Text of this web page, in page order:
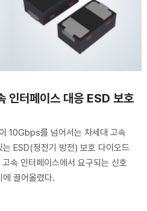
인터페이스 대응 ESD 보호
10Gbps를 넘어서는 차세대 고속
ESD(정전기 방전) 보호 다이오드
속 인터페이스에서 요구되는 신호
끌어올렸다.